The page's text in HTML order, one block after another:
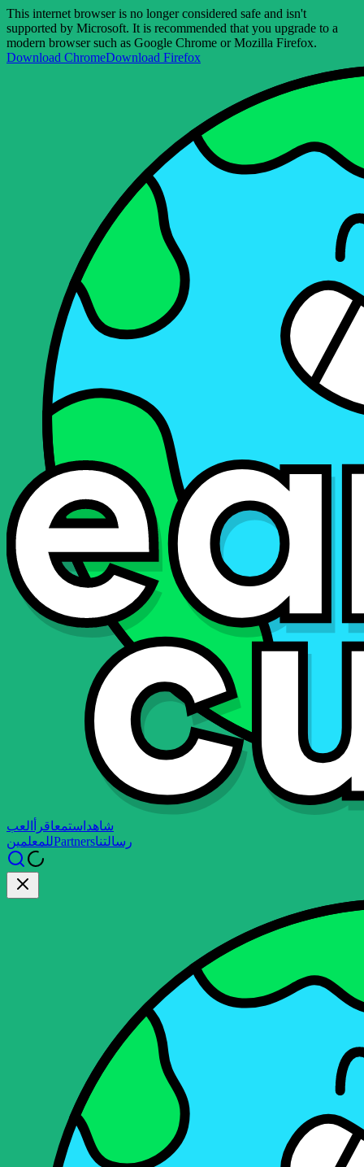
This internet browser is no longer considered safe and isn't
supported by Microsoft. It is recommended that you upgrade to a
modern browser such as Google Chrome or Mozilla Firefox.
Download ChromeDownload Firefox
شاهد استمعاقرأ
العب
للمعلمينPartnersرسالتنا